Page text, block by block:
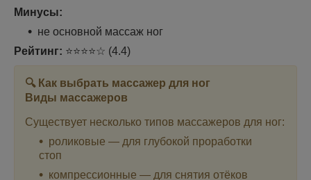
Минусы:
не основной массаж ног
Рейтинг: ⭐⭐⭐⭐☆ (4.4)
🔍 Как выбрать массажер для ног
Виды массажеров
Существует несколько типов массажеров для ног:
роликовые — для глубокой проработки
стоп
компрессионные — для снятия отёков